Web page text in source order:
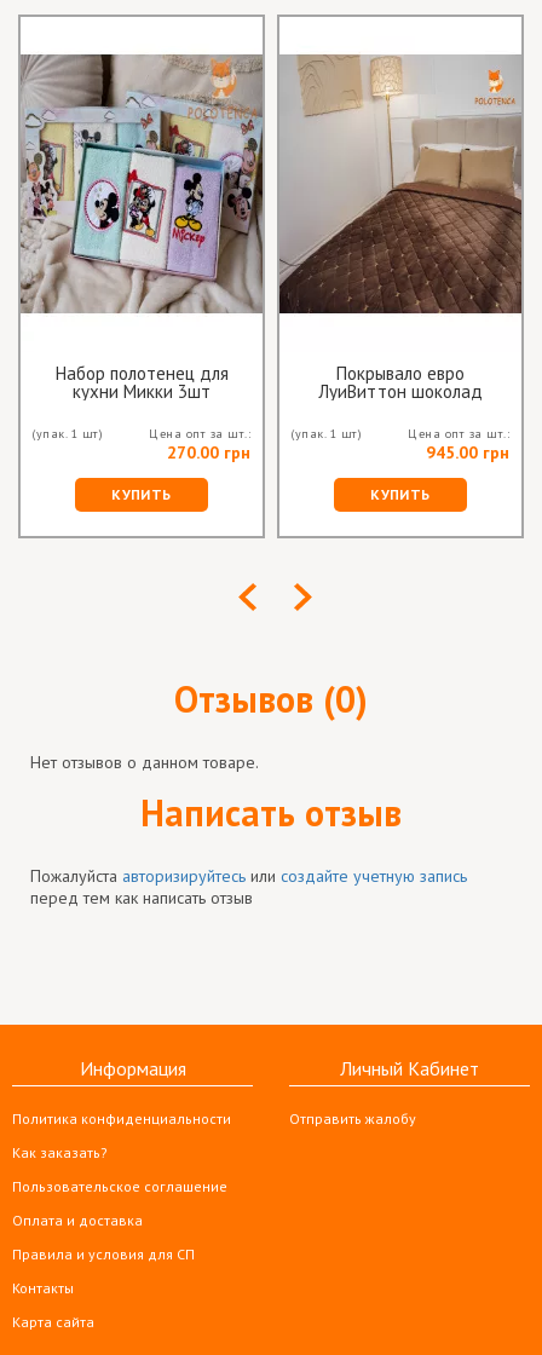
Набор полотенец для
кухни Микки 3шт
(упак. 1 шт) Цена опт за шт.:
270.00 грн
КУПИТЬ
Покрывало евро
ЛуиВиттон шоколад
(упак. 1 шт) Цена опт за шт.:
945.00 грн
КУПИТЬ
Отзывов (0)
Нет отзывов о данном товаре.
Написать отзыв
Пожалуйста авторизируйтесь или создайте учетную запись
перед тем как написать отзыв
Информация
Политика конфиденциальности
Как заказать?
Пользовательское соглашение
Оплата и доставка
Правила и условия для СП
Контакты
Карта сайта
Личный Кабинет
Отправить жалобу